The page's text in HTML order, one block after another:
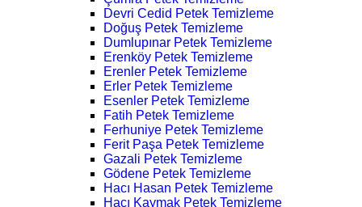
Devri Cedid Petek Temizleme
Doğuş Petek Temizleme
Dumlupınar Petek Temizleme
Erenköy Petek Temizleme
Erenler Petek Temizleme
Erler Petek Temizleme
Esenler Petek Temizleme
Fatih Petek Temizleme
Ferhuniye Petek Temizleme
Ferit Paşa Petek Temizleme
Gazali Petek Temizleme
Gödene Petek Temizleme
Hacı Hasan Petek Temizleme
Hacı Kaymak Petek Temizleme